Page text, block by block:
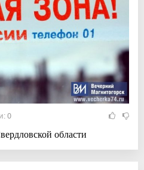
0
области